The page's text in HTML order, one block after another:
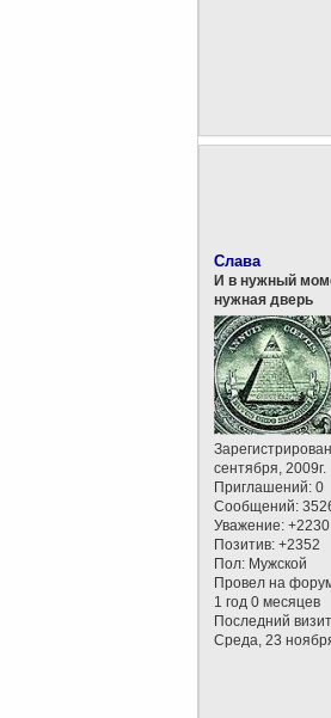
Слава
И в нужный
нужная дверь
Зарегистрирован
сентября, 2009г.
Приглашений: 0
Сообщений:
Уважение: +2230
Позитив: +2352
Пол: Мужской
Провел на
1 год 0 месяцев
Последний
Среда, 23